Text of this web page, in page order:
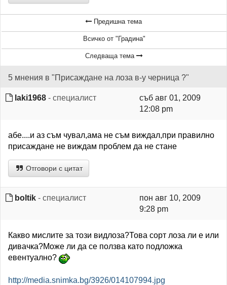
Предишна тема
Всичко от "Градина"
Следваща тема
5 мнения в "Присаждане на лоза в-у черница ?"
laki1968 - специалист
съб авг 01, 2009
12:08 pm
абе....и аз съм чувал,ама не съм виждал,при правилно
присаждане не виждам проблем да не стане
Отговори с цитат
boltik - специалист
пон авг 10, 2009
9:28 pm
Какво мислите за този видлоза?Това сорт лоза ли е или
дивачка?Може ли да се ползва като подложка
евентуално?
http://media.snimka.bg/3926/014107994.jpg